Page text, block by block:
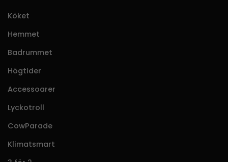
Köket
Hemmet
Badrummet
Högtider
Accessoarer
Lyckotroll
CowParade
Klimatsmart